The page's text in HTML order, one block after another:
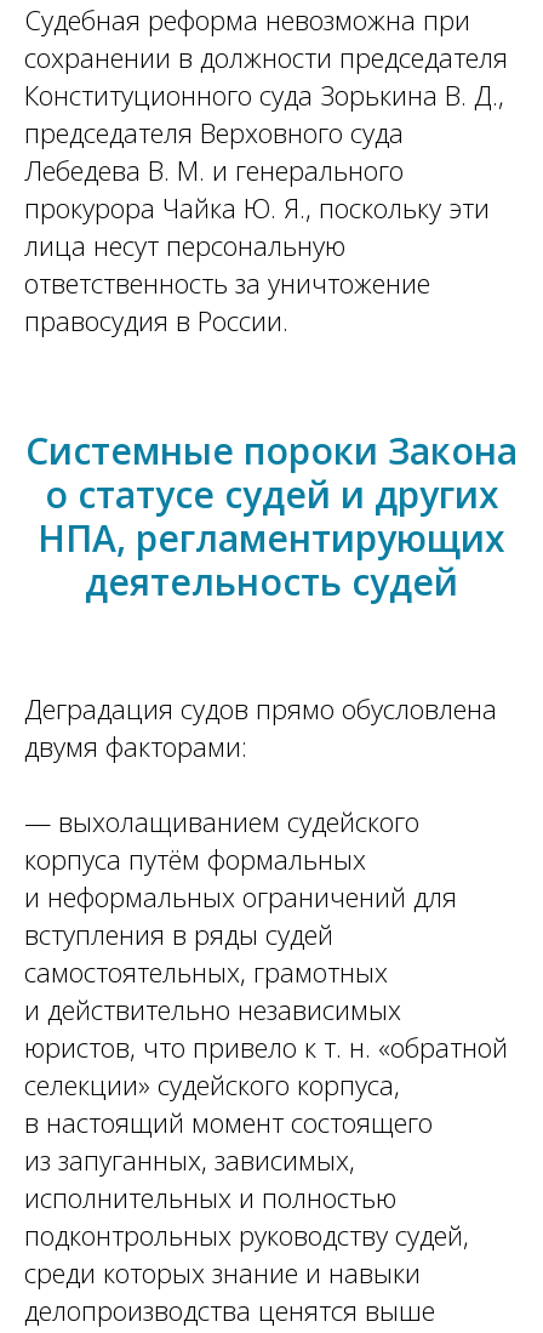
Судебная реформа невозможна при
сохранении в должности председателя
Конституционного суда Зорькина В. Д.,
председателя Верховного суда
Лебедева В. М. и генерального
прокурора Чайка Ю. Я., поскольку эти
лица несут персональную
ответственность за уничтожение
правосудия в России.
Системные пороки Закона
о статусе судей и других
НПА, регламентирующих
деятельность судей
Деградация судов прямо обусловлена
двумя факторами:
— выхолащиванием судейского
корпуса путём формальных
и неформальных ограничений для
вступления в ряды судей
самостоятельных, грамотных
и действительно независимых
юристов, что привело к т. н. «обратной
селекции» судейского корпуса,
в настоящий момент состоящего
из запуганных, зависимых,
исполнительных и полностью
подконтрольных руководству судей,
среди которых знание и навыки
делопроизводства ценятся выше